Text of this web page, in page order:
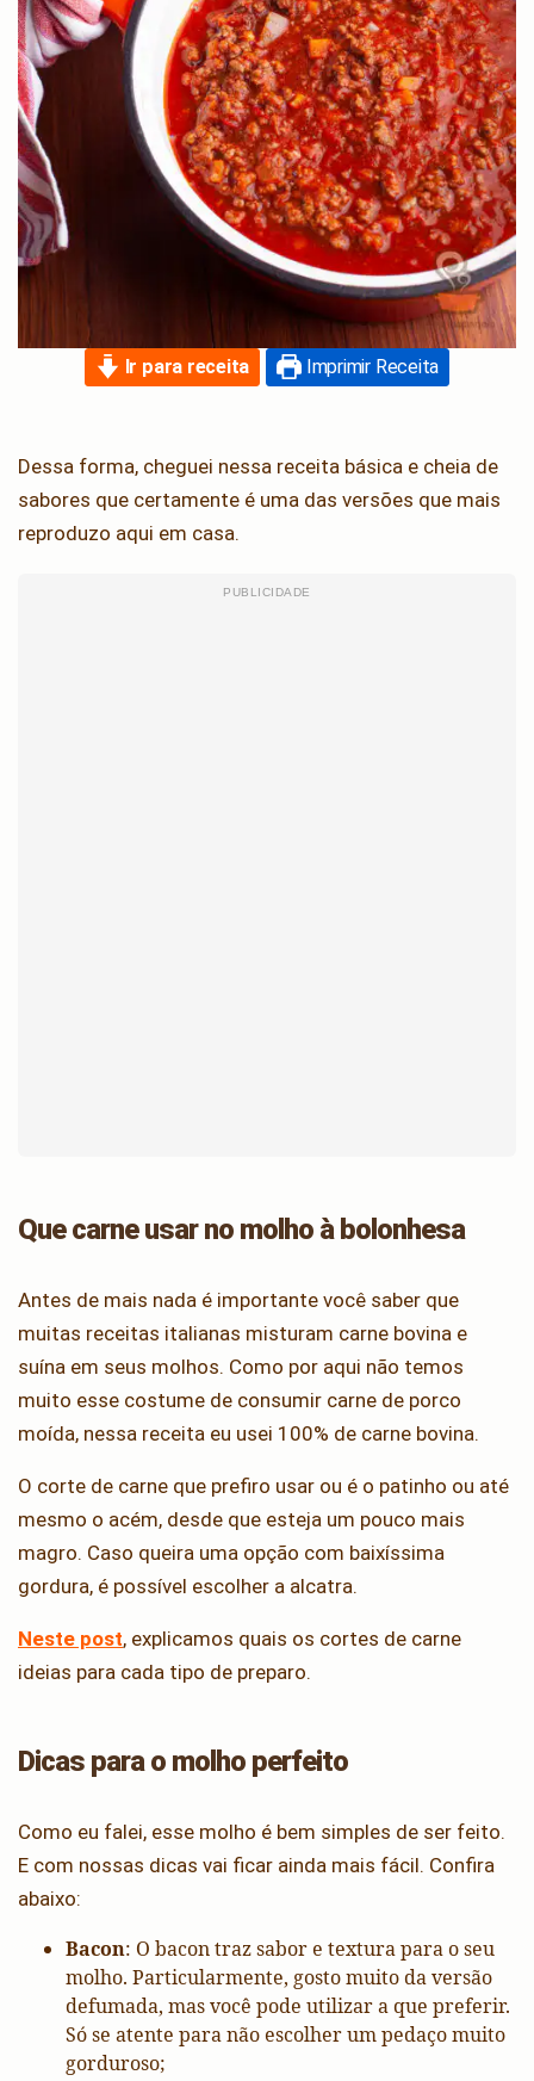
Ir para receita Imprimir Receita
Dessa forma, cheguei nessa receita básica e cheia de
sabores que certamente é uma das versões que mais
reproduzo aqui em casa.
Que carne usar no molho à bolonhesa
Antes de mais nada é importante você saber que
muitas receitas italianas misturam carne bovina e
suína em seus molhos. Como por aqui não temos
muito esse costume de consumir carne de porco
moída, nessa receita eu usei 100% de carne bovina.
O corte de carne que prefiro usar ou é o patinho ou até
mesmo o acém, desde que esteja um pouco mais
magro. Caso queira uma opção com baixíssima
gordura, é possível escolher a alcatra.
Neste post, explicamos quais os cortes de carne
ideias para cada tipo de preparo.
Dicas para o molho perfeito
Como eu falei, esse molho é bem simples de ser feito.
E com nossas dicas vai ficar ainda mais fácil. Confira
abaixo:
Bacon: O bacon traz sabor e textura para o seu
molho. Particularmente, gosto muito da versão
defumada, mas você pode utilizar a que preferir.
Só se atente para não escolher um pedaço muito
gorduroso;